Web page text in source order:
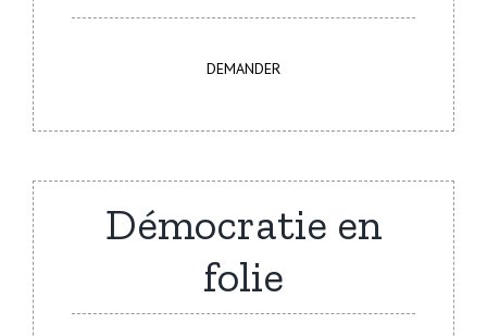
DEMANDER
Démocratie en
folie